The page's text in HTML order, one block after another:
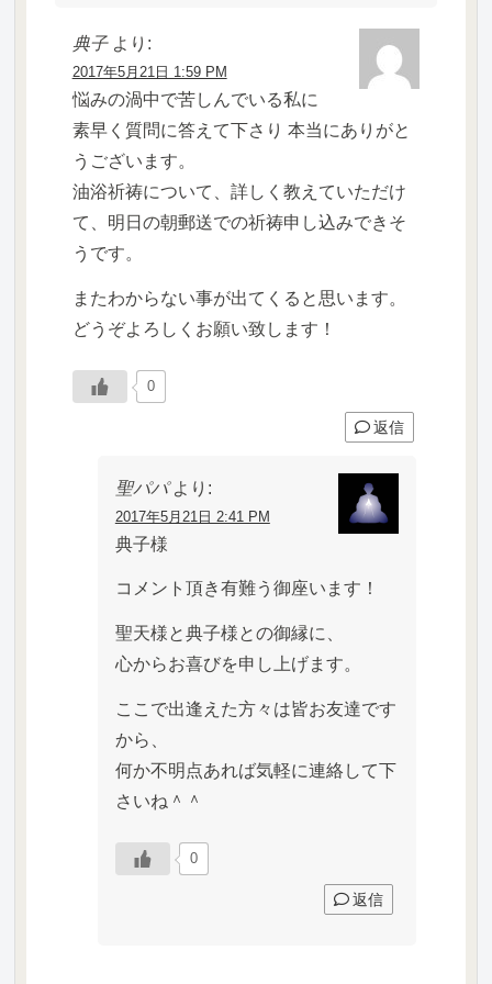
典子 より:
2017年5月21日 1:59 PM
悩みの渦中で苦しんでいる私に
素早く質問に答えて下さり 本当にありがと
うございます。
油浴祈祷について、詳しく教えていただけ
て、明日の朝郵送での祈祷申し込みできそ
うです。
またわからない事が出てくると思います。
どうぞよろしくお願い致します！
0
返信
聖パパ より:
2017年5月21日 2:41 PM
典子様
コメント頂き有難う御座います！
聖天様と典子様との御縁に、
心からお喜びを申し上げます。
ここで出逢えた方々は皆お友達です
から、
何か不明点あれば気軽に連絡して下
さいね＾＾
0
返信